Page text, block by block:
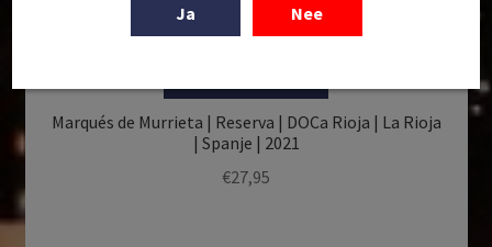
Marqués de Murrieta | Reserva | DOCa Rioja | La Rioja
| Spanje | 2021
€27,95
Ja
Nee